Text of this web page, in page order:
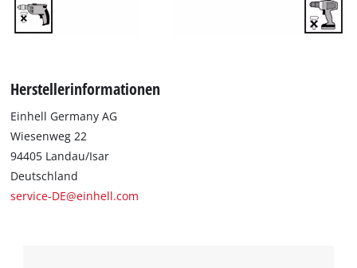
Google Maps laden zu können!
This content is not permitted to load due
the site with their CMP to add this content
Herstellerinformationen
Einhell Germany AG
Wiesenweg 22
94405 Landau/Isar
Deutschland
service-DE@einhell.com